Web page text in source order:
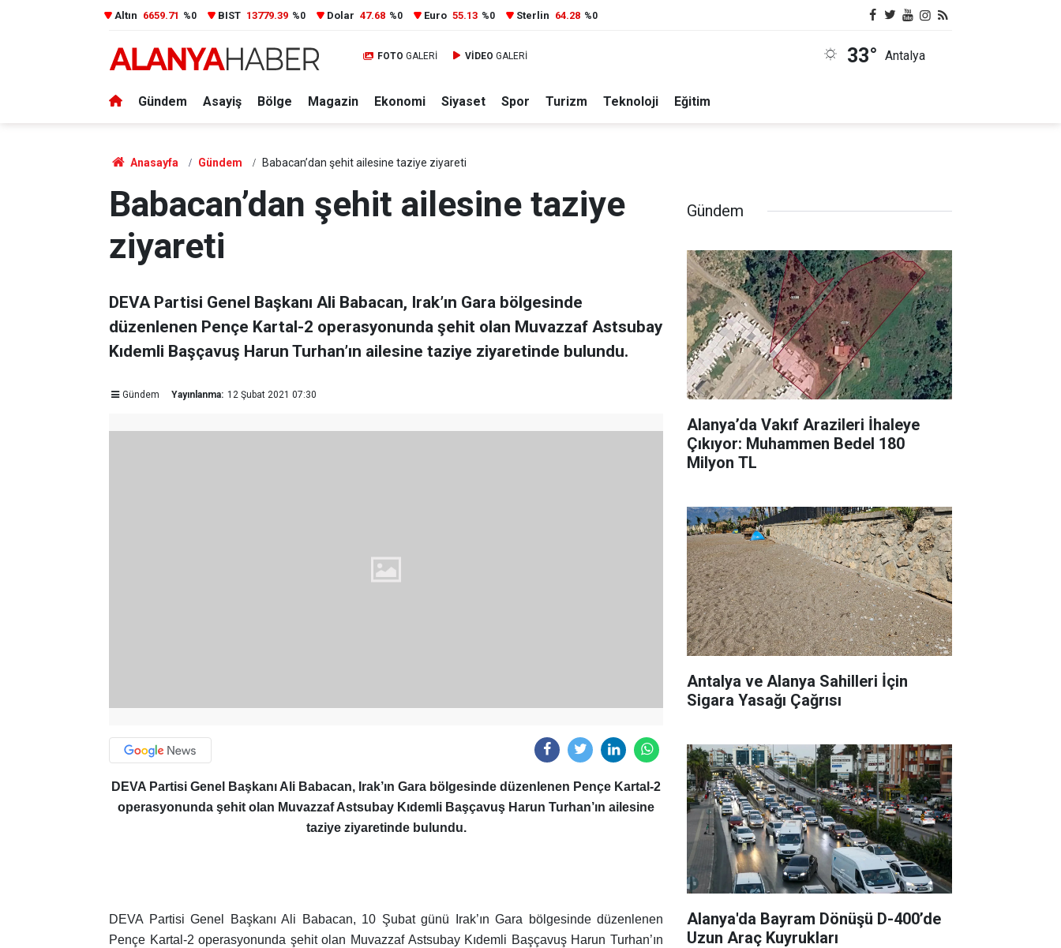
Altın 6659.71 %0 BIST 13779.39 %0 Dolar 47.68 %0 Euro 55.13 %0 Sterlin 64.28 %0
FOTO GALERİ VİDEO GALERİ 33° Antalya
Gündem Asayiş Bölge Magazin Ekonomi Siyaset Spor Turizm Teknoloji Eğitim
Anasayfa Gündem Babacan’dan şehit ailesine taziye ziyareti
Babacan’dan şehit ailesine taziye
ziyareti
DEVA Partisi Genel Başkanı Ali Babacan, Irak’ın Gara bölgesinde
düzenlenen Pençe Kartal-2 operasyonunda şehit olan Muvazzaf Astsubay
Kıdemli Başçavuş Harun Turhan’ın ailesine taziye ziyaretinde bulundu.
Gündem Yayınlanma: 12 Şubat 2021 07:30
DEVA Partisi Genel Başkanı Ali Babacan, Irak’ın Gara bölgesinde düzenlenen Pençe Kartal-2
operasyonunda şehit olan Muvazzaf Astsubay Kıdemli Başçavuş Harun Turhan’ın ailesine
taziye ziyaretinde bulundu.
DEVA Partisi Genel Başkanı Ali Babacan, 10 Şubat günü Irak’ın Gara bölgesinde düzenlenen
Pençe Kartal-2 operasyonunda şehit olan Muvazzaf Astsubay Kıdemli Başçavuş Harun Turhan’ın
Gündem
Alanya’da Vakıf Arazileri İhaleye
Çıkıyor: Muhammen Bedel 180
Milyon TL
Antalya ve Alanya Sahilleri İçin
Sigara Yasağı Çağrısı
Alanya'da Bayram Dönüşü D-400’de
Uzun Araç Kuyrukları